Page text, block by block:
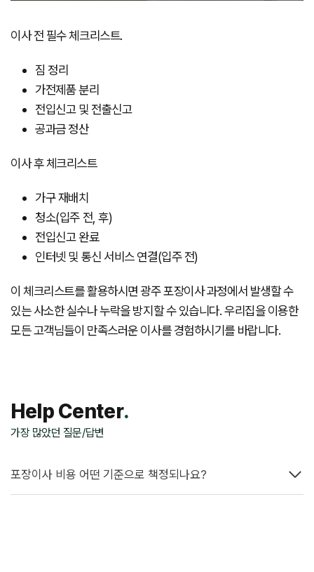
이사 전 필수 체크리스트.
짐 정리
가전제품 분리
전입신고 및 전출신고
공과금 정산
이사 후 체크리스트
가구 재배치
청소(입주 전, 후)
전입신고 완료
인터넷 및 통신 서비스 연결(입주 전)
이 체크리스트를 활용하시면 광주 포장이사 과정에서 발생할 수
있는 사소한 실수나 누락을 방지할 수 있습니다. 우리집을 이용한
모든 고객님들이 만족스러운 이사를 경험하시기를 바랍니다.
Help Center.
가장 많았던 질문/답변
포장이사 비용 어떤 기준으로 책정되나요?